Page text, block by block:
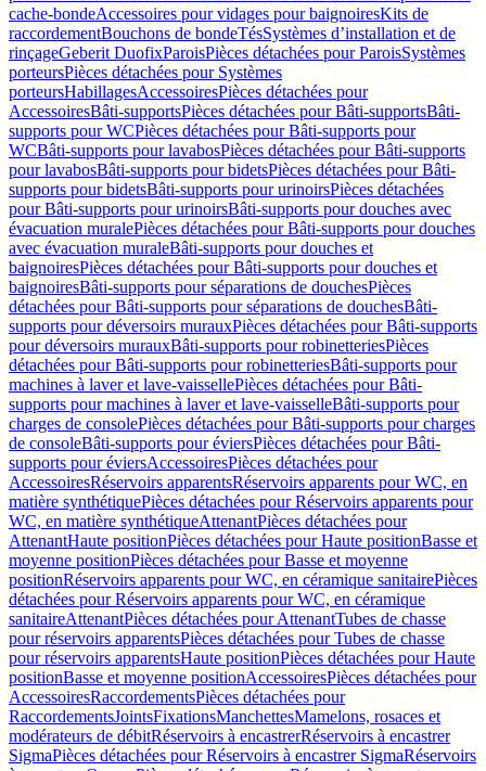
cache-bondeAccessoires pour vidages pour baignoiresKits de
raccordementBouchons de bondeTésSystèmes d’installation et de
rinçageGeberit DuofixParoisPièces détachées pour ParoisSystèmes
porteursPièces détachées pour Systèmes
porteursHabillagesAccessoiresPièces détachées pour
AccessoiresBâti-supportsPièces détachées pour Bâti-supportsBâti-
supports pour WCPièces détachées pour Bâti-supports pour
WCBâti-supports pour lavabosPièces détachées pour Bâti-supports
pour lavabosBâti-supports pour bidetsPièces détachées pour Bâti-
supports pour bidetsBâti-supports pour urinoirsPièces détachées
pour Bâti-supports pour urinoirsBâti-supports pour douches avec
évacuation muralePièces détachées pour Bâti-supports pour douches
avec évacuation muraleBâti-supports pour douches et
baignoiresPièces détachées pour Bâti-supports pour douches et
baignoiresBâti-supports pour séparations de douchesPièces
détachées pour Bâti-supports pour séparations de douchesBâti-
supports pour déversoirs murauxPièces détachées pour Bâti-supports
pour déversoirs murauxBâti-supports pour robinetteriesPièces
détachées pour Bâti-supports pour robinetteriesBâti-supports pour
machines à laver et lave-vaissellePièces détachées pour Bâti-
supports pour machines à laver et lave-vaisselleBâti-supports pour
charges de consolePièces détachées pour Bâti-supports pour charges
de consoleBâti-supports pour éviersPièces détachées pour Bâti-
supports pour éviersAccessoiresPièces détachées pour
AccessoiresRéservoirs apparentsRéservoirs apparents pour WC, en
matière synthétiquePièces détachées pour Réservoirs apparents pour
WC, en matière synthétiqueAttenantPièces détachées pour
AttenantHaute positionPièces détachées pour Haute positionBasse et
moyenne positionPièces détachées pour Basse et moyenne
positionRéservoirs apparents pour WC, en céramique sanitairePièces
détachées pour Réservoirs apparents pour WC, en céramique
sanitaireAttenantPièces détachées pour AttenantTubes de chasse
pour réservoirs apparentsPièces détachées pour Tubes de chasse
pour réservoirs apparentsHaute positionPièces détachées pour Haute
positionBasse et moyenne positionAccessoiresPièces détachées pour
AccessoiresRaccordementsPièces détachées pour
RaccordementsJointsFixationsManchettesMamelons, rosaces et
modérateurs de débitRéservoirs à encastrerRéservoirs à encastrer
SigmaPièces détachées pour Réservoirs à encastrer SigmaRéservoirs